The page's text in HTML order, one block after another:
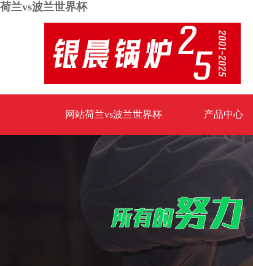
荷兰vs波兰世界杯
网站荷兰vs波兰世界杯 产品中心
荷兰vs波兰世界杯